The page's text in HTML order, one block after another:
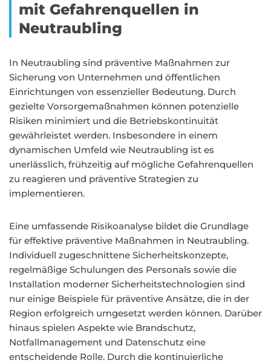
mit Gefahrenquellen in
Neutraubling
In Neutraubling sind präventive Maßnahmen zur
Sicherung von Unternehmen und öffentlichen
Einrichtungen von essenzieller Bedeutung. Durch
gezielte Vorsorgemaßnahmen können potenzielle
Risiken minimiert und die Betriebskontinuität
gewährleistet werden. Insbesondere in einem
dynamischen Umfeld wie Neutraubling ist es
unerlässlich, frühzeitig auf mögliche Gefahrenquellen
zu reagieren und präventive Strategien zu
implementieren.
Eine umfassende Risikoanalyse bildet die Grundlage
für effektive präventive Maßnahmen in Neutraubling.
Individuell zugeschnittene Sicherheitskonzepte,
regelmäßige Schulungen des Personals sowie die
Installation moderner Sicherheitstechnologien sind
nur einige Beispiele für präventive Ansätze, die in der
Region erfolgreich umgesetzt werden können. Darüber
hinaus spielen Aspekte wie Brandschutz,
Notfallmanagement und Datenschutz eine
entscheidende Rolle. Durch die kontinuierliche